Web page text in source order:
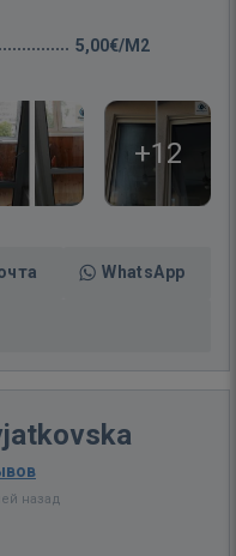
5,00€/M2
+12
WhatsApp
назад